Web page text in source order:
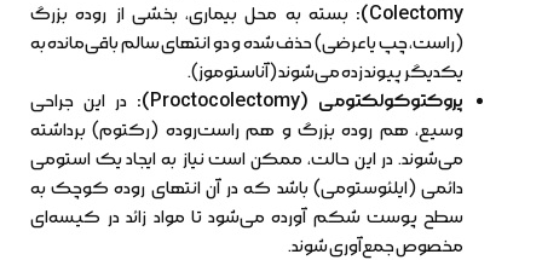
Colectomy):
بسته به محل بیماری، بخشی از روده بزرگ
(راست، چپ یا عرضی) حذف شده و دو انتهای سالم باقی‌مانده به
یکدیگر پیوند زده می‌شوند (آناستوموز).
پروکتوکولکتومی (Proctocolectomy):
در این جراحی
وسیع، هم روده بزرگ و هم راست‌روده (رکتوم) برداشته
می‌شوند. در این حالت، ممکن است نیاز به ایجاد یک استومی
دائمی (ایلئوستومی) باشد که در آن انتهای روده کوچک به
سطح پوست شکم آورده می‌شود تا مواد زائد در کیسه‌ای
مخصوص جمع‌آوری شوند.